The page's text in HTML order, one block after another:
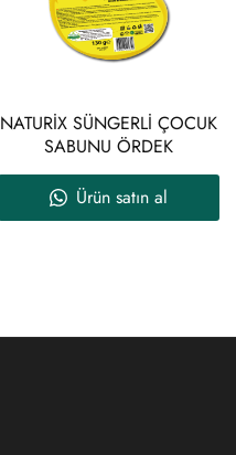
NATURİX SÜNGERLİ ÇOCUK
SABUNU ÖRDEK
Ürün satın al